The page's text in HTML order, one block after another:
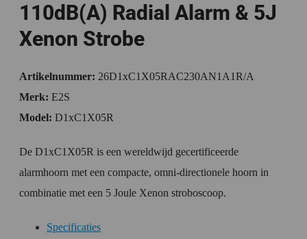
110dB(A) Radial Alarm & 5J
Xenon Strobe
Artikelnummer: 26D1xC1X05RAC230AN1A1R/A
Merk: E2S
Model: D1xC1X05R
De D1xC1X05R is een wereldwijd gecertificeerde
alarmhoorn met een compacte, omni-directionele hoorn in
combinatie met een 5 Joule Xenon stroboscoop.
Specificaties